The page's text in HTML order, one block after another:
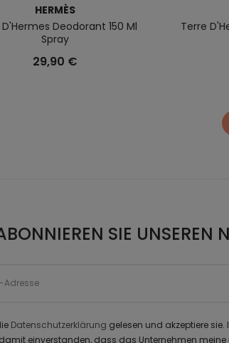
HERMÈS
Deodorant 150 Ml
Spray
29,90 €
Terre
SIE UNSEREN
Datenschutzerklärung gelesen und akzeptiere
einverstanden, dass das Unternehmen meine